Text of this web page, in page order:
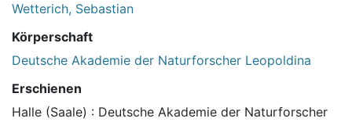
Wetterich, Sebastian
Körperschaft
Deutsche Akademie der Naturforscher Leopoldina
Erschienen
Halle (Saale) : Deutsche Akademie der Naturforscher